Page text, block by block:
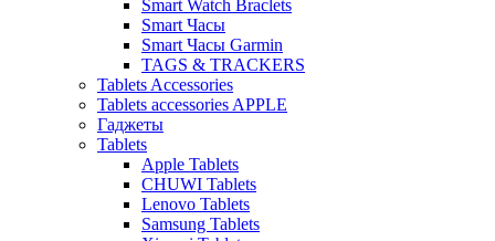
Smart Watch Braclets
Smart Часы
Smart Часы Garmin
TAGS & TRACKERS
Tablets Accessories
Tablets accessories APPLE
Гаджеты
Tablets
Apple Tablets
CHUWI Tablets
Lenovo Tablets
Samsung Tablets